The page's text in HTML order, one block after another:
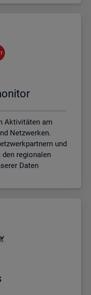
Aktivitäten am
Netzwerken.
und
regionalen
Daten